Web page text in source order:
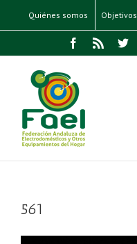
Quiénes somos Objetivos
561